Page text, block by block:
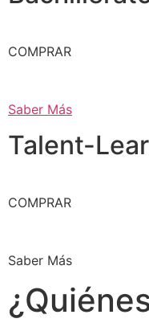
COMPRAR
Saber Más
Talent-
COMPRAR
Saber Más